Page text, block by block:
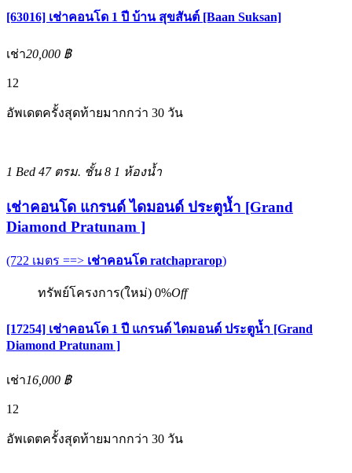
[63016] เช่าคอนโด 1 ปี บ้าน สุขสันต์ [Baan Suksan]
เช่า20,000 ฿
12
อัพเดตครั้งสุดท้ายมากกว่า 30 วัน
1 Bed 47 ตรม. ชั้น 8 1 ห้องน้ำ
เช่าคอนโด แกรนด์ ไดมอนด์ ประตูน้ำ [Grand
Diamond Pratunam ]
(722 เมตร ==> เช่าคอนโด ratchaprarop)
ทรัพย์โครงการ(ใหม่) 0%Off
[17254] เช่าคอนโด 1 ปี แกรนด์ ไดมอนด์ ประตูน้ำ [Grand
Diamond Pratunam ]
เช่า16,000 ฿
12
อัพเดตครั้งสุดท้ายมากกว่า 30 วัน